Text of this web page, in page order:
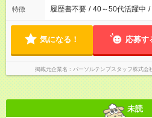
特徴 履歴書不要 / 40～50代活躍中 /
気になる！ 応募す
掲載元企業名 パーソルテンプスタッフ株式会
未読